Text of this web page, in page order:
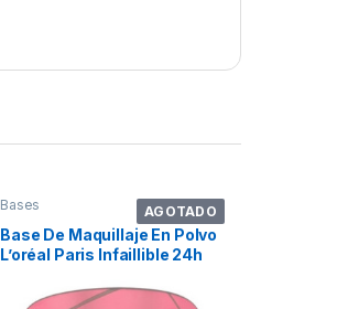
AGOTADO
Bases
Base De Maquillaje En Polvo
L’oréal Paris Infaillible 24h
Tono 190 Beige Sand – 9ml